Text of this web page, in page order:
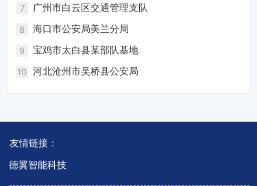
7 广州市白云区交通管理支队
8 海口市公安局美兰分局
9 宝鸡市太白县某部队基地
10 河北沧州市吴桥县公安局
友情链接：
德翼智能科技